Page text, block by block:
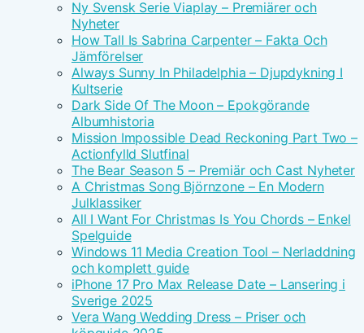
Ny Svensk Serie Viaplay – Premiärer och
Nyheter
How Tall Is Sabrina Carpenter – Fakta Och
Jämförelser
Always Sunny In Philadelphia – Djupdykning I
Kultserie
Dark Side Of The Moon – Epokgörande
Albumhistoria
Mission Impossible Dead Reckoning Part Two –
Actionfylld Slutfinal
The Bear Season 5 – Premiär och Cast Nyheter
A Christmas Song Björnzone – En Modern
Julklassiker
All I Want For Christmas Is You Chords – Enkel
Spelguide
Windows 11 Media Creation Tool – Nerladdning
och komplett guide
iPhone 17 Pro Max Release Date – Lansering i
Sverige 2025
Vera Wang Wedding Dress – Priser och